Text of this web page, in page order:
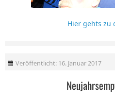
Hier gehts zu
Veröffentlicht: 16. Januar 2017